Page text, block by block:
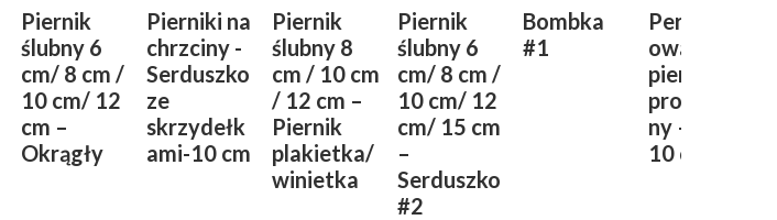
Piernik
ślubny 6
cm/ 8 cm /
10 cm/ 12
cm –
Okrągły
Pierniki na
chrzciny -
Serduszko
ze
skrzydełk
ami-10 cm
Piernik
ślubny 8
cm / 10 cm
/ 12 cm –
Piernik
plakietka/
winietka
Piernik
ślubny 6
cm/ 8 cm /
10 cm/ 12
cm/ 15 cm
–
Serduszko
#2
Bombka
#1
Personaliz
owany
piernik
prostokąt
ny – 8 cm /
10 cm